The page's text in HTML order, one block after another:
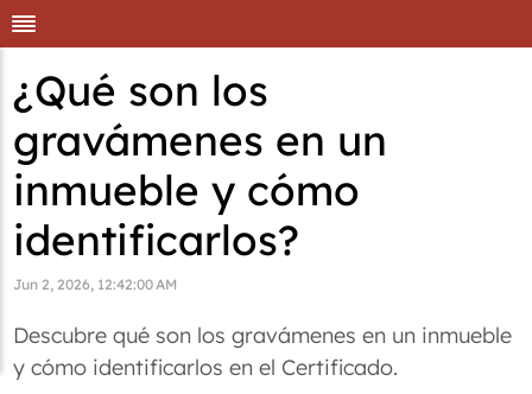
¿Qué son los
gravámenes en un
inmueble y cómo
identificarlos?
Jun 2, 2026, 12:42:00 AM
Descubre qué son los gravámenes en un inmueble
y cómo identificarlos en el Certificado.